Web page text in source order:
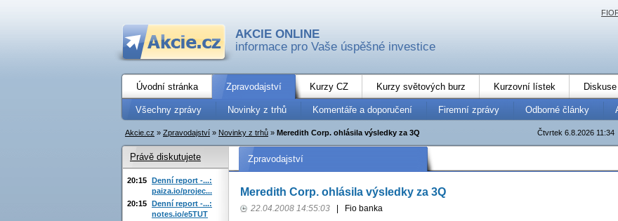
AKCIE ONLINE
informace pro Vaše úspěšné investice
Úvodní stránka Zpravodajství Kurzy CZ Kurzy světových burz Kurzovní lístek Diskuse
Všechny zprávy Novinky z trhů Komentáře a doporučení Firemní zprávy Odborné články
Čtvrtek 6.8.2026 11:34
Akcie.cz » Zpravodajství » Novinky z trhů » Meredith Corp. ohlásila výsledky za 3Q
Zpravodajství
Meredith Corp. ohlásila výsledky za 3Q
22.04.2008 14:55:03 Fio banka
Právě diskutujete
20:15 Denní report -...:
paiza.io/projec...
20:15 Denní report -...:
notes.io/e5TUT